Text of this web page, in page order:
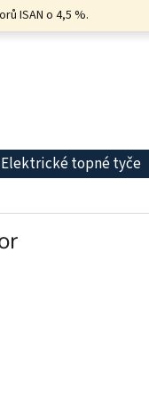
ISAN o 4,5 %.
Elektrické topné tyče